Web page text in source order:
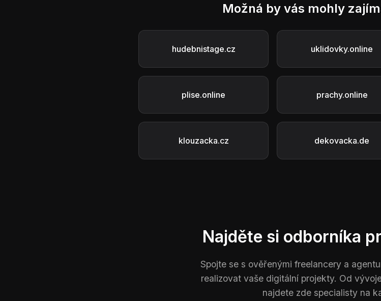
Možná by vás mohly
hudebnistage.cz uklidovky.online
plise.online prachy.online
klouzacka.cz dekovacka.de
Najděte si odborníka
Spojte se s ověřenými freelancery a
realizovat vaše digitální projekty. Od
najdete zde specialisty na